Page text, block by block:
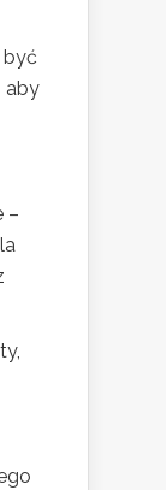
być
aby
–